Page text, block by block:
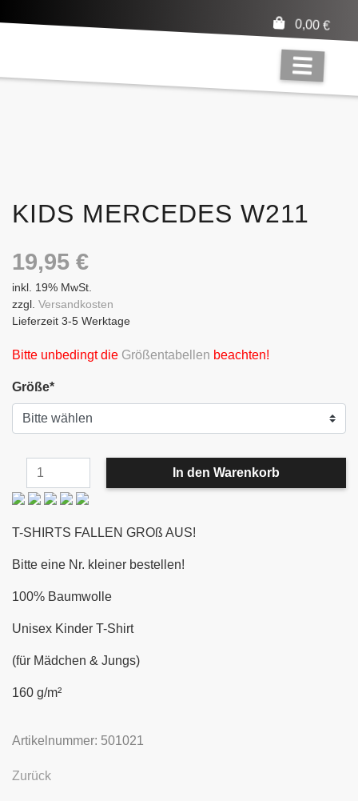
0,00€
KIDS MERCEDES W211
19,95 €
inkl. 19% MwSt.
zzgl. Versandkosten
Lieferzeit 3-5 Werktage
Bitte unbedingt die Größentabellen beachten!
Größe*
T-SHIRTS FALLEN GROß AUS!
Bitte eine Nr. kleiner bestellen!
100% Baumwolle
Unisex Kinder T-Shirt
(für Mädchen & Jungs)
160 g/m²
Artikelnummer: 501021
Zurück